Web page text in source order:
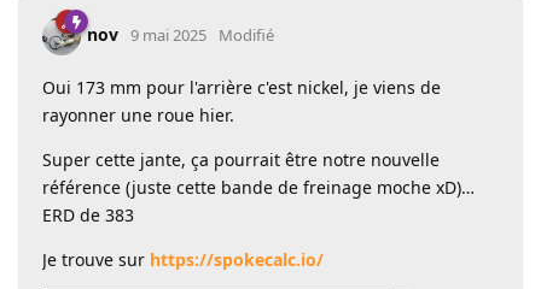
nov 9 mai 2025 Modifié
Oui 173 mm pour l'arrière c'est nickel, je viens de
rayonner une roue hier.
Super cette jante, ça pourrait être notre nouvelle
référence (juste cette bande de freinage moche xD)…
ERD de 383
Je trouve sur https://spokecalc.io/